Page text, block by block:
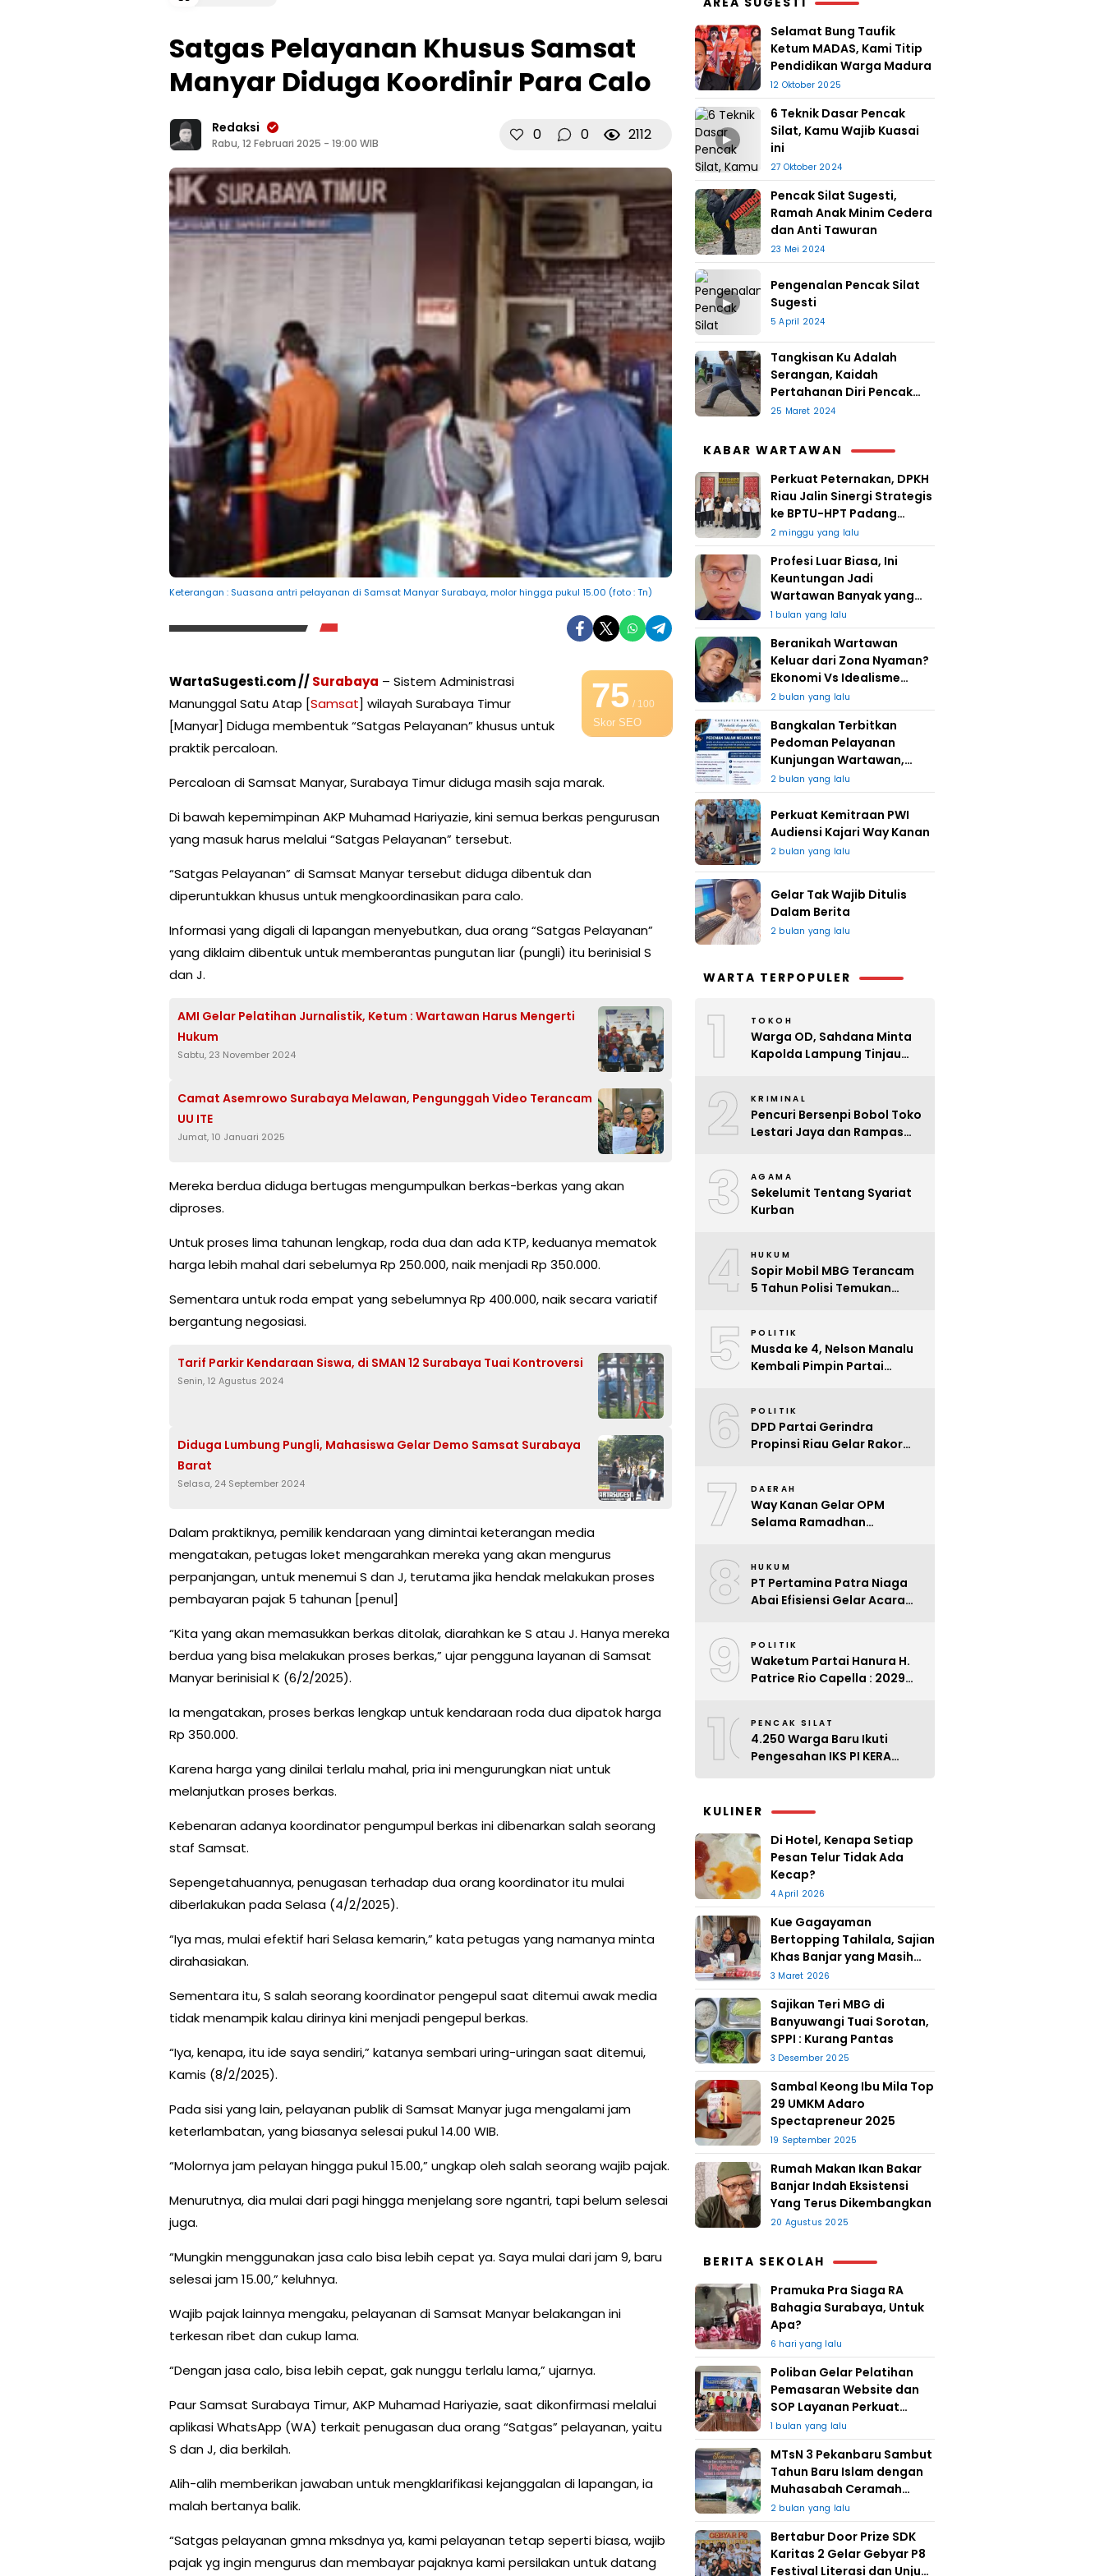
Satgas Pelayanan Khusus Samsat
Manyar Diduga Koordinir Para Calo
Redaksi
Rabu, 12 Februari 2025 - 19:00 WIB 0 0 2112
Keterangan : Suasana antri pelayanan di Samsat Manyar Surabaya, molor hingga pukul 15.00 (foto : Tn)
75/ 100
Skor SEO
WartaSugesti.com //Surabaya – Sistem Administrasi
Manunggal Satu Atap [Samsat] wilayah Surabaya Timur
[Manyar] Diduga membentuk “Satgas Pelayanan” khusus untuk
praktik percaloan.
Percaloan di Samsat Manyar, Surabaya Timur diduga masih saja marak.
Di bawah kepemimpinan AKP Muhamad Hariyazie, kini semua berkas pengurusan
yang masuk harus melalui “Satgas Pelayanan” tersebut.
“Satgas Pelayanan” di Samsat Manyar tersebut diduga dibentuk dan
diperuntukkan khusus untuk mengkoordinasikan para calo.
Informasi yang digali di lapangan menyebutkan, dua orang “Satgas Pelayanan”
yang diklaim dibentuk untuk memberantas pungutan liar (pungli) itu berinisial S
dan J.
AMI Gelar Pelatihan Jurnalistik, Ketum : Wartawan Harus Mengerti
Hukum
Sabtu, 23 November 2024
Camat Asemrowo Surabaya Melawan, Pengunggah Video Terancam
UU ITE
Jumat, 10 Januari 2025
Mereka berdua diduga bertugas mengumpulkan berkas-berkas yang akan
diproses.
Untuk proses lima tahunan lengkap, roda dua dan ada KTP, keduanya mematok
harga lebih mahal dari sebelumya Rp 250.000, naik menjadi Rp 350.000.
Sementara untuk roda empat yang sebelumnya Rp 400.000, naik secara variatif
bergantung negosiasi.
Tarif Parkir Kendaraan Siswa, di SMAN 12 Surabaya Tuai Kontroversi
Senin, 12 Agustus 2024
Diduga Lumbung Pungli, Mahasiswa Gelar Demo Samsat Surabaya
Barat
Selasa, 24 September 2024
Dalam praktiknya, pemilik kendaraan yang dimintai keterangan media
mengatakan, petugas loket mengarahkan mereka yang akan mengurus
perpanjangan, untuk menemui S dan J, terutama jika hendak melakukan proses
pembayaran pajak 5 tahunan [penul]
“Kita yang akan memasukkan berkas ditolak, diarahkan ke S atau J. Hanya mereka
berdua yang bisa melakukan proses berkas,” ujar pengguna layanan di Samsat
Manyar berinisial K (6/2/2025).
Ia mengatakan, proses berkas lengkap untuk kendaraan roda dua dipatok harga
Rp 350.000.
Karena harga yang dinilai terlalu mahal, pria ini mengurungkan niat untuk
melanjutkan proses berkas.
Kebenaran adanya koordinator pengumpul berkas ini dibenarkan salah seorang
staf Samsat.
Sepengetahuannya, penugasan terhadap dua orang koordinator itu mulai
diberlakukan pada Selasa (4/2/2025).
“Iya mas, mulai efektif hari Selasa kemarin,” kata petugas yang namanya minta
dirahasiakan.
Sementara itu, S salah seorang koordinator pengepul saat ditemui awak media
tidak menampik kalau dirinya kini menjadi pengepul berkas.
“Iya, kenapa, itu ide saya sendiri,” katanya sembari uring-uringan saat ditemui,
Kamis (8/2/2025).
Pada sisi yang lain, pelayanan publik di Samsat Manyar juga mengalami jam
keterlambatan, yang biasanya selesai pukul 14.00 WIB.
“Molornya jam pelayan hingga pukul 15.00,” ungkap oleh salah seorang wajib pajak.
Menurutnya, dia mulai dari pagi hingga menjelang sore ngantri, tapi belum selesai
juga.
“Mungkin menggunakan jasa calo bisa lebih cepat ya. Saya mulai dari jam 9, baru
selesai jam 15.00,” keluhnya.
Wajib pajak lainnya mengaku, pelayanan di Samsat Manyar belakangan ini
terkesan ribet dan cukup lama.
“Dengan jasa calo, bisa lebih cepat, gak nunggu terlalu lama,” ujarnya.
Paur Samsat Surabaya Timur, AKP Muhamad Hariyazie, saat dikonfirmasi melalui
aplikasi WhatsApp (WA) terkait penugasan dua orang “Satgas” pelayanan, yaitu
S dan J, dia berkilah.
Alih-alih memberikan jawaban untuk mengklarifikasi kejanggalan di lapangan, ia
malah bertanya balik.
“Satgas pelayanan gmna mksdnya ya, kami pelayanan tetap seperti biasa, wajib
pajak yg ingin mengurus dan membayar pajaknya kami persilakan untuk datang
Selamat Bung Taufik
Ketum MADAS, Kami Titip
Pendidikan Warga Madura
12 Oktober 2025
▶
6 Teknik Dasar Pencak
Silat, Kamu Wajib Kuasai
ini
27 Oktober 2024
Pencak Silat Sugesti,
Ramah Anak Minim Cedera
dan Anti Tawuran
23 Mei 2024
▶
Pengenalan Pencak Silat
Sugesti
5 April 2024
Tangkisan Ku Adalah
Serangan, Kaidah
Pertahanan Diri Pencak
Sugesti
25 Maret 2024
KABAR WARTAWAN
Perkuat Peternakan, DPKH
Riau Jalin Sinergi Strategis
ke BPTU-HPT Padang
Mengatas
2 minggu yang lalu
Profesi Luar Biasa, Ini
Keuntungan Jadi
Wartawan Banyak yang
Takut
1 bulan yang lalu
Beranikah Wartawan
Keluar dari Zona Nyaman?
Ekonomi Vs Idealisme
Jurnalistik
2 bulan yang lalu
Bangkalan Terbitkan
Pedoman Pelayanan
Kunjungan Wartawan,
Redaksi : Bagus Jangan
Lari
2 bulan yang lalu
Perkuat Kemitraan PWI
Audiensi Kajari Way Kanan
2 bulan yang lalu
Gelar Tak Wajib Ditulis
Dalam Berita
2 bulan yang lalu
WARTA TERPOPULER
1 TOKOH
Warga OD, Sahdana Minta
Kapolda Lampung Tinjau
2 KRIMINAL
Pencuri Bersenpi Bobol Toko
Lestari Jaya dan Rampas
3 AGAMA
Sekelumit Tentang Syariat
Kurban
4 HUKUM
Sopir Mobil MBG Terancam
5 Tahun Polisi Temukan
5 POLITIK
Musda ke 4, Nelson Manalu
Kembali Pimpin Partai
6 POLITIK
DPD Partai Gerindra
Propinsi Riau Gelar Rakor
7 DAERAH
Way Kanan Gelar OPM
Selama Ramadhan
8 HUKUM
PT Pertamina Patra Niaga
Abai Efisiensi Gelar Acara
9 POLITIK
Waketum Partai Hanura H.
Patrice Rio Capella : 2029
10PENCAK SILAT
4.250 Warga Baru Ikuti
Pengesahan IKS PI KERA
KULINER
Di Hotel, Kenapa Setiap
Pesan Telur Tidak Ada
Kecap?
4 April 2026
Kue Gagayaman
Bertopping Tahilala, Sajian
Khas Banjar yang Masih
Bertahan
3 Maret 2026
Sajikan Teri MBG di
Banyuwangi Tuai Sorotan,
SPPI : Kurang Pantas
3 Desember 2025
Sambal Keong Ibu Mila Top
29 UMKM Adaro
Spectapreneur 2025
19 September 2025
Rumah Makan Ikan Bakar
Banjar Indah Eksistensi
Yang Terus Dikembangkan
20 Agustus 2025
BERITA SEKOLAH
Pramuka Pra Siaga RA
Bahagia Surabaya, Untuk
Apa?
6 hari yang lalu
Poliban Gelar Pelatihan
Pemasaran Website dan
SOP Layanan Perkuat
UMKM Berkat Guru Kapuh
1 bulan yang lalu
MTsN 3 Pekanbaru Sambut
Tahun Baru Islam dengan
Muhasabah Ceramah
Agama
2 bulan yang lalu
Bertabur Door Prize SDK
Karitas 2 Gelar Gebyar P8
Festival Literasi dan Unjuk